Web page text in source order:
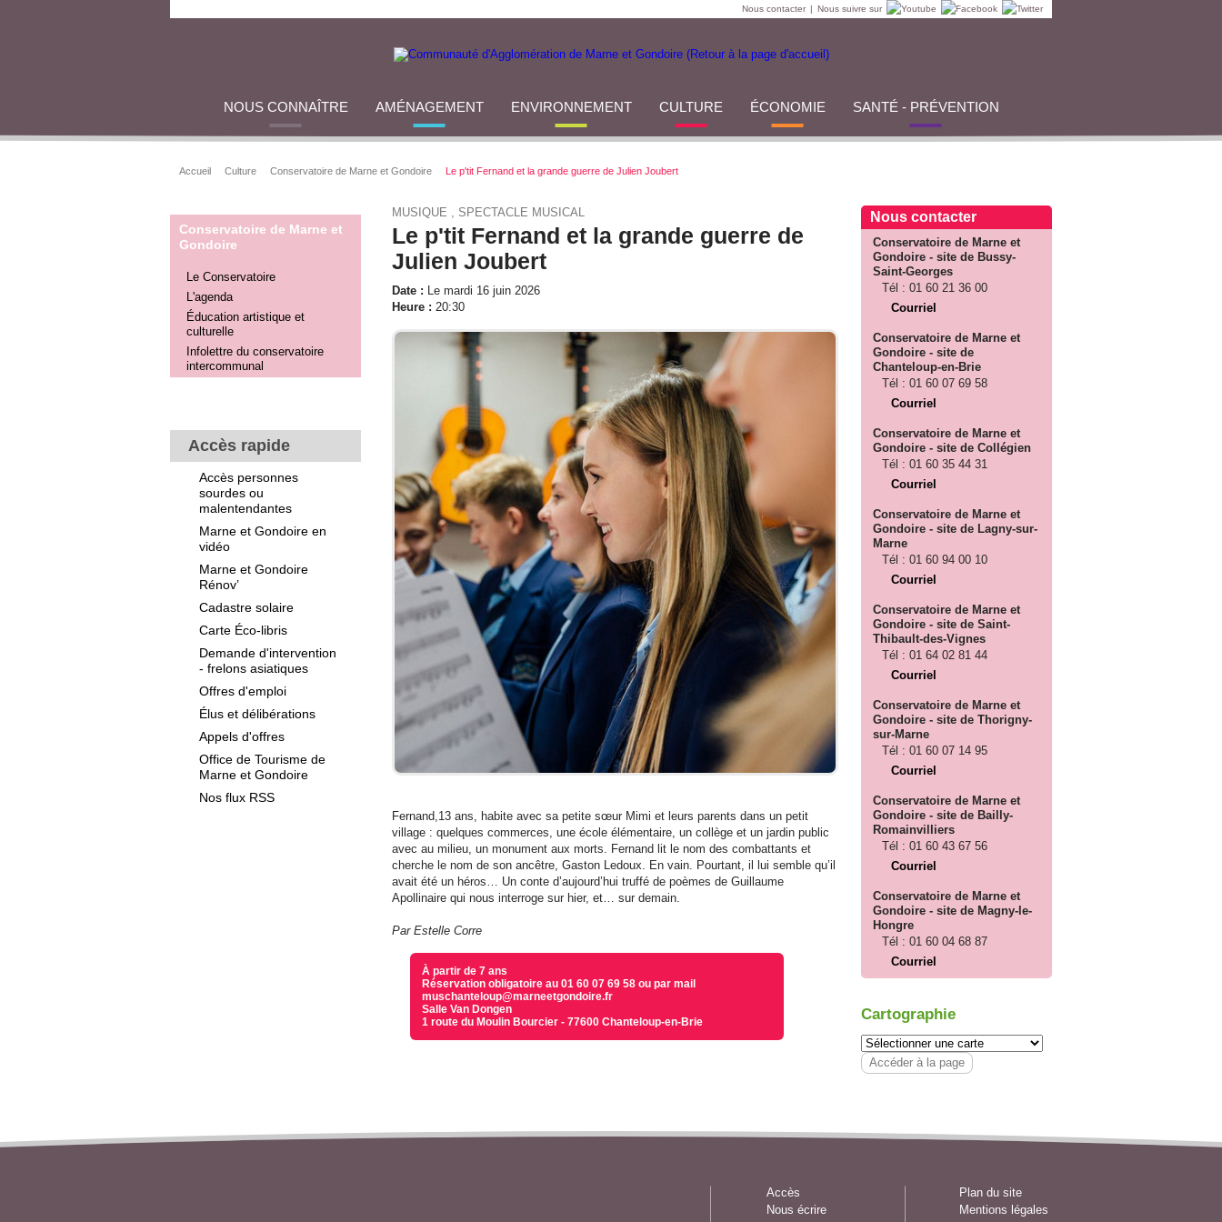
Nous contacter | Nous suivre sur
NOUS CONNAÎTRE AMÉNAGEMENT ENVIRONNEMENT CULTURE ÉCONOMIE SANTÉ - PRÉVENTION
Accueil Culture Conservatoire de Marne et Gondoire Le p'tit Fernand et la grande guerre de Julien Joubert
Conservatoire de Marne et
Gondoire
Le Conservatoire
L'agenda
Éducation artistique et
culturelle
Infolettre du conservatoire
intercommunal
Accès rapide
Accès personnes
sourdes ou
malentendantes
Marne et Gondoire en
vidéo
Marne et Gondoire
Rénov’
Cadastre solaire
Carte Éco-libris
Demande d'intervention
- frelons asiatiques
Offres d'emploi
Élus et délibérations
Appels d'offres
Office de Tourisme de
Marne et Gondoire
Nos flux RSS
MUSIQUE , SPECTACLE MUSICAL
Le p'tit Fernand et la grande guerre de
Julien Joubert
Date : Le mardi 16 juin 2026
Heure : 20:30
Fernand,13 ans, habite avec sa petite sœur Mimi et leurs parents dans un petit
village : quelques commerces, une école élémentaire, un collège et un jardin public
avec au milieu, un monument aux morts. Fernand lit le nom des combattants et
cherche le nom de son ancêtre, Gaston Ledoux. En vain. Pourtant, il lui semble qu’il
avait été un héros… Un conte d’aujourd’hui truffé de poèmes de Guillaume
Apollinaire qui nous interroge sur hier, et… sur demain.
Par Estelle Corre
À partir de 7 ans
Réservation obligatoire au 01 60 07 69 58 ou par mail
muschanteloup@marneetgondoire.fr
Salle Van Dongen
1 route du Moulin Bourcier - 77600 Chanteloup-en-Brie
Nous contacter
Conservatoire de Marne et
Gondoire - site de Bussy-
Saint-Georges
Tél : 01 60 21 36 00
Courriel
Conservatoire de Marne et
Gondoire - site de
Chanteloup-en-Brie
Tél : 01 60 07 69 58
Courriel
Conservatoire de Marne et
Gondoire - site de Collégien
Tél : 01 60 35 44 31
Courriel
Conservatoire de Marne et
Gondoire - site de Lagny-sur-
Marne
Tél : 01 60 94 00 10
Courriel
Conservatoire de Marne et
Gondoire - site de Saint-
Thibault-des-Vignes
Tél : 01 64 02 81 44
Courriel
Conservatoire de Marne et
Gondoire - site de Thorigny-
sur-Marne
Tél : 01 60 07 14 95
Courriel
Conservatoire de Marne et
Gondoire - site de Bailly-
Romainvilliers
Tél : 01 60 43 67 56
Courriel
Conservatoire de Marne et
Gondoire - site de Magny-le-
Hongre
Tél : 01 60 04 68 87
Courriel
Cartographie
Accéder à la page
Accès
Plan du site
Nous écrire
Mentions légales